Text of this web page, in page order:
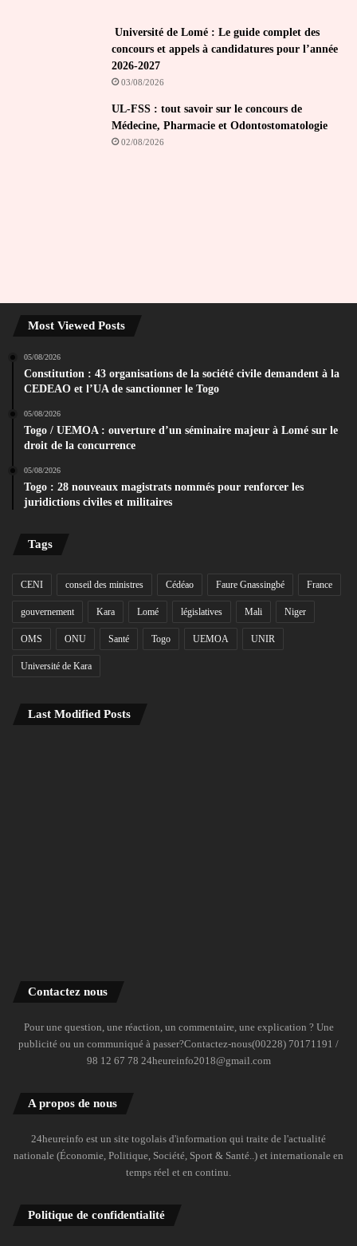
Université de Lomé : Le guide complet des
concours et appels à candidatures pour l’année
2026-2027
03/08/2026
UL-FSS : tout savoir sur le concours de
Médecine, Pharmacie et Odontostomatologie
02/08/2026
Most Viewed Posts
05/08/2026
Constitution : 43 organisations de la société civile demandent à la
CEDEAO et l’UA de sanctionner le Togo
05/08/2026
Togo / UEMOA : ouverture d’un séminaire majeur à Lomé sur le
droit de la concurrence
05/08/2026
Togo : 28 nouveaux magistrats nommés pour renforcer les
juridictions civiles et militaires
Tags
CENI conseil des ministres Cédéao Faure Gnassingbé France
gouvernement Kara Lomé législatives Mali Niger
OMS ONU Santé Togo UEMOA UNIR
Université de Kara
Last Modified Posts
Contactez nous
Pour une question, une réaction, un commentaire, une explication ? Une
publicité ou un communiqué à passer?Contactez-nous(00228) 70171191 /
98 12 67 78 24heureinfo2018@gmail.com
A propos de nous
24heureinfo est un site togolais d'information qui traite de l'actualité
nationale (Économie, Politique, Société, Sport & Santé..) et internationale en
temps réel et en continu.
Politique de confidentialité